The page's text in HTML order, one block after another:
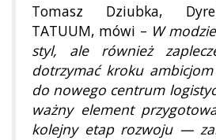
Tomasz Dziubka,
TATUUM, mówi – W
styl, ale również
dotrzymać kroku
do nowego centrum
ważny element
kolejny etap rozwoju —